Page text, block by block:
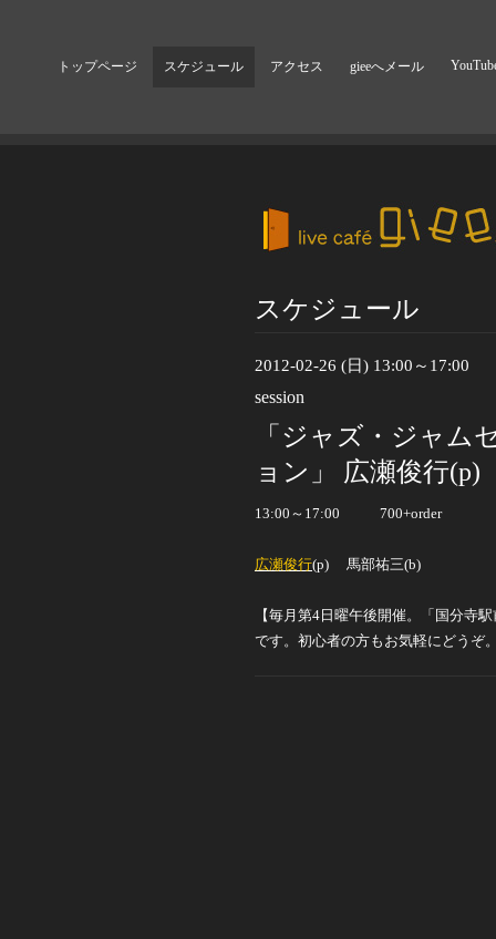
トップページ スケジュール アクセス gieeへメール
スケジュール
2012-02-26 (日) 13:00～17:00
session
「ジャズ・ジャム
ョン」 広瀬俊行(p)
13:00 ～ 17:00 700+order
広瀬俊行(p) 馬部祐三(b)
【毎月第4 日曜午後開催。「国分寺
です。初心者の方もお気軽にどうぞ